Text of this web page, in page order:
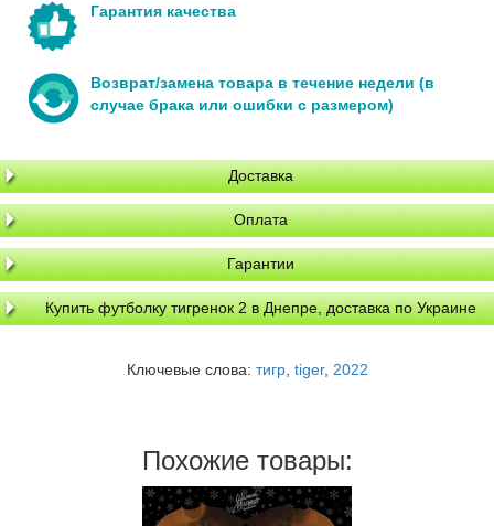
Гарантия качества
Возврат/замена товара в течение недели (в
случае брака или ошибки с размером)
Доставка
Оплата
Гарантии
Купить футболку тигренок 2 в Днепре, доставка по Украине
Ключевые слова: тигр, tiger, 2022
Похожие товары: